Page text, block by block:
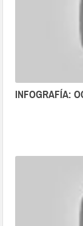
INFOGRAFÍA: